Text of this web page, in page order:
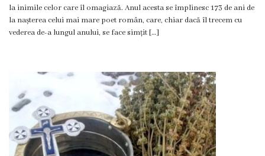
Secretar
Comisii
specialitate
Activitatea
consiliului
la inimile celor care îl omagiază. Anul acesta se împlinesc 173 de ani de
la nașterea celui mai mare poet român, care, chiar dacă îl trecem cu
vederea de-a lungul anului, se face simțit […]